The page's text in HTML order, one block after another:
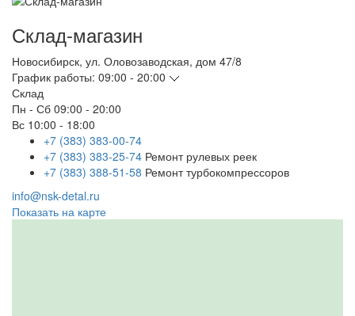
Склад-магазин
Новосибирск, ул. Оловозаводская, дом 47/8
График работы: 09:00 - 20:00
Склад
Пн - Сб 09:00 - 20:00
Вс 10:00 - 18:00
+7 (383) 383-00-74
+7 (383) 383-25-74 Ремонт рулевых реек
+7 (383) 388-51-58 Ремонт турбокомпрессоров
info@nsk-detal.ru
Показать на карте